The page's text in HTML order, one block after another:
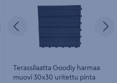
SeuraavaEdellinen
Terassilaatta Goodiy harmaa
muovi 30x30 uritettu pinta